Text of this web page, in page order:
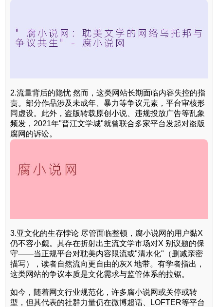
2.流量背后的隐忧 然而，这类网站长期面临内容失控的指
责。部分作品涉及未成年、暴力等争议元素，平台审核形
同虚设。此外，盗版转载原创小说、违规投放广告等乱象
频发，2021年"晋江文学城"就曾联合多家平台发起对盗版
腐网的诉讼。
3.亚文化的生存悖论 尽管面临整顿，腐小说网的用户黏X
仍不容小觑。其存在折射出主流文学市场对X 别议题的保
守——当正规平台对耽美内容限流或"清水化"（删减亲密
描写），读者自然流向更自由的灰X 地带。有学者指出，
这类网站的争议本质是文化需求与监管体系的拉锯。
如今，随着网文行业规范化，许多腐小说网或关停或转
型，但其代表的社群力量仍在微博超话、LOFTER等平台